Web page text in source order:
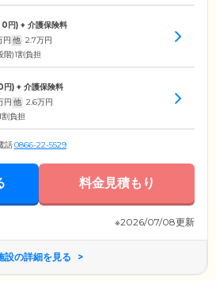
0円) + 介護保険料
円 他 2.7万円
階)1割負担
円) + 介護保険料
円 他 2.6万円
負担
話0866-22-5529
料金見積もり
※2026/07/08更新
設の詳細を見る